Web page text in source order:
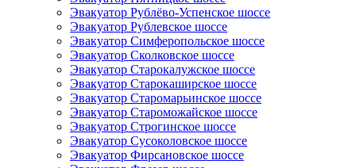
Эвакуатор Рублёво-Успенское шоссе
Эвакуатор Рублевское шоссе
Эвакуатор Симферопольское шоссе
Эвакуатор Сколковское шоссе
Эвакуатор Старокалужское шоссе
Эвакуатор Старокаширское шоссе
Эвакуатор Старомарьинское шоссе
Эвакуатор Староможайское шоссе
Эвакуатор Строгинское шоссе
Эвакуатор Сусоколовское шоссе
Эвакуатор Фирсановское шоссе